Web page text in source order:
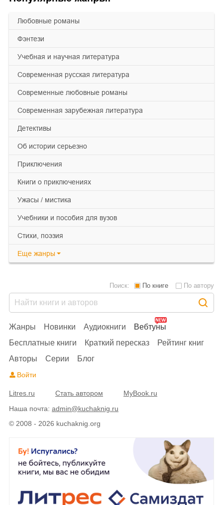
любовные романы
фэнтези
учебная и научная литература
современная русская литература
современные любовные романы
современная зарубежная литература
детективы
об истории серьезно
приключения
книги о приключениях
ужасы / мистика
учебники и пособия для вузов
cтихи, поэзия
Еще жанры
© 2008 - 2026 kuchaknig.org
Жанры Новинки Аудиокниги
Вебтуны
Бесплатные книги
Краткий пересказ
Рейтинг книг
Авторы
Серии Блог
Поиск: По книге По автору
Войти
Litres.ru Стать автором
MyBook.ru
Наша почта: admin@kuchaknig.ru